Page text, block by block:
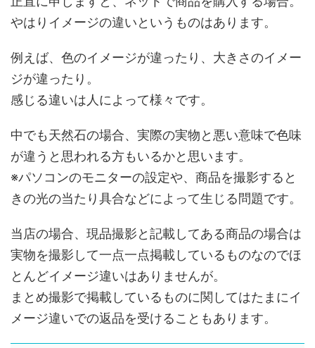
やはりイメージの違いというものはあります。
例えば、色のイメージが違ったり、大きさのイメー
ジが違ったり。
感じる違いは人によって様々です。
中でも天然石の場合、実際の実物と悪い意味で色味
が違うと思われる方もいるかと思います。
※パソコンのモニターの設定や、商品を撮影すると
きの光の当たり具合などによって生じる問題です。
当店の場合、現品撮影と記載してある商品の場合は
実物を撮影して一点一点掲載しているものなのでほ
とんどイメージ違いはありませんが。
まとめ撮影で掲載しているものに関してはたまにイ
メージ違いでの返品を受けることもあります。